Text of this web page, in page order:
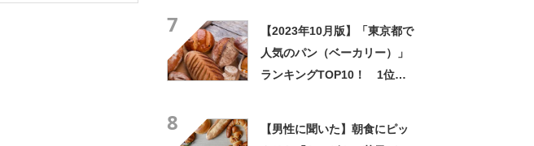
7
【2023年10月版】「東京都で
人気のパン（ベーカリー）」
ランキングTOP10！ 1位は
8
【男性に聞いた】朝食にピッ